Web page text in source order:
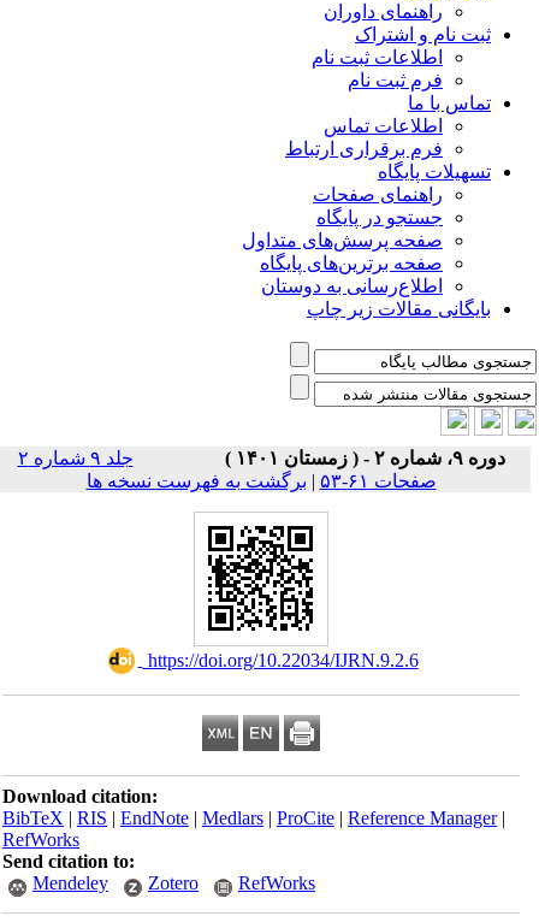
راهنمای داوران
ثبت نام و اشتراک
اطلاعات ثبت نام
فرم ثبت نام
تماس با ما
اطلاعات تماس
فرم برقراری ارتباط
تسهیلات پایگاه
راهنمای صفحات
جستجو در پایگاه
صفحه پرسش‌های متداول
صفحه برترین‌های پایگاه
اطلاع‌رسانی به دوستان
بایگانی مقالات زیر چاپ
دوره ۹، شماره ۲ - ( زمستان ۱۴۰۱ )
جلد ۹ شماره ۲
صفحات ۶۱-۵۳
|برگشت به فهرست نسخه ها
‎ https://doi.org/10.22034/IJRN.9.2.6
Download citation:
BibTeX|RIS|EndNote|Medlars|ProCite|Reference Manager
RefWorks
Send citation to:
Mendeley
Zotero RefWorks